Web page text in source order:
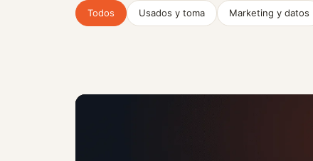
Todos Usados y toma Marketing y datos